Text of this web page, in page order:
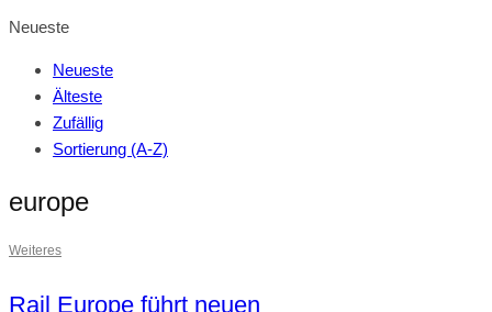
Neueste
Neueste
Älteste
Zufällig
Sortierung (A-Z)
europe
Weiteres
Rail Europe führt neuen